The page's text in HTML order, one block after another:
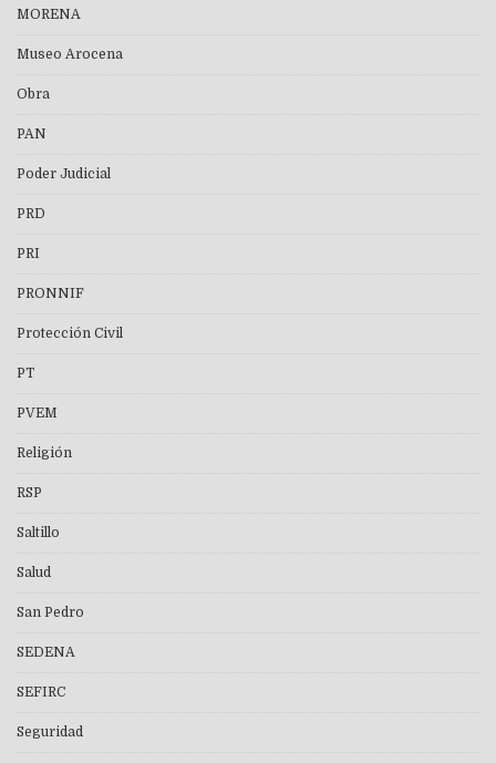
MORENA
Museo Arocena
Obra
PAN
Poder Judicial
PRD
PRI
PRONNIF
Protección Civil
PT
PVEM
Religión
RSP
Saltillo
Salud
San Pedro
SEDENA
SEFIRC
Seguridad